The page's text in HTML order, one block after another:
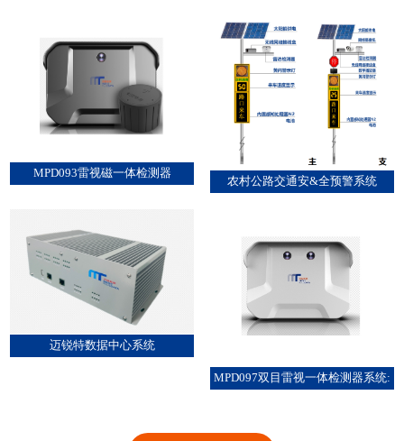
MPD093雷视磁一体检测器
农村公路交通安&全预警系统
迈锐特数据中心系统
MPD097双目雷视一体检测器系统: